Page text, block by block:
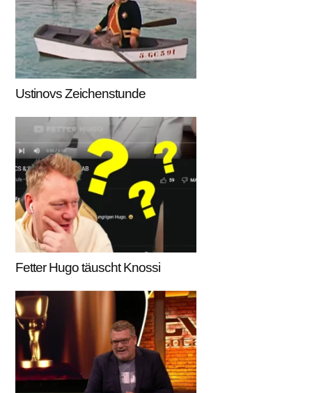
Ustinovs Zeichenstunde
Fetter Hugo täuscht Knossi